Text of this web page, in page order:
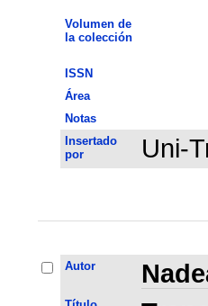
Volumen de
la colección
ISSN
Área
Notas
Insertado
por
Uni-
Autor